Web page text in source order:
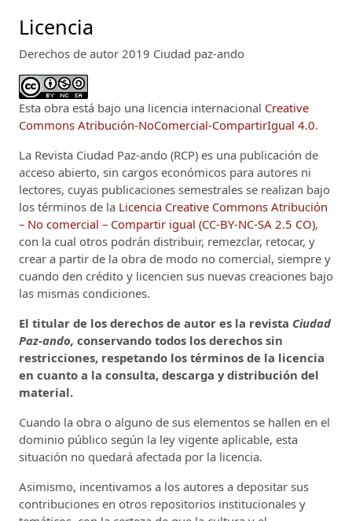
Licencia
Derechos de autor 2019 Ciudad paz-ando
Esta obra está bajo una licencia internacional Creative
Commons Atribución-NoComercial-CompartirIgual 4.0.
La Revista Ciudad Paz-ando (RCP) es una publicación de
acceso abierto, sin cargos económicos para autores ni
lectores, cuyas publicaciones semestrales se realizan bajo
los términos de la Licencia Creative Commons Atribución
– No comercial – Compartir igual (CC-BY-NC-SA 2.5 CO),
con la cual otros podrán distribuir, remezclar, retocar, y
crear a partir de la obra de modo no comercial, siempre y
cuando den crédito y licencien sus nuevas creaciones bajo
las mismas condiciones.
El titular de los derechos de autor es la revista Ciudad
Paz-ando, conservando todos los derechos sin
restricciones, respetando los términos de la licencia
en cuanto a la consulta, descarga y distribución del
material.
Cuando la obra o alguno de sus elementos se hallen en el
dominio público según la ley vigente aplicable, esta
situación no quedará afectada por la licencia.
Asimismo, incentivamos a los autores a depositar sus
contribuciones en otros repositorios institucionales y